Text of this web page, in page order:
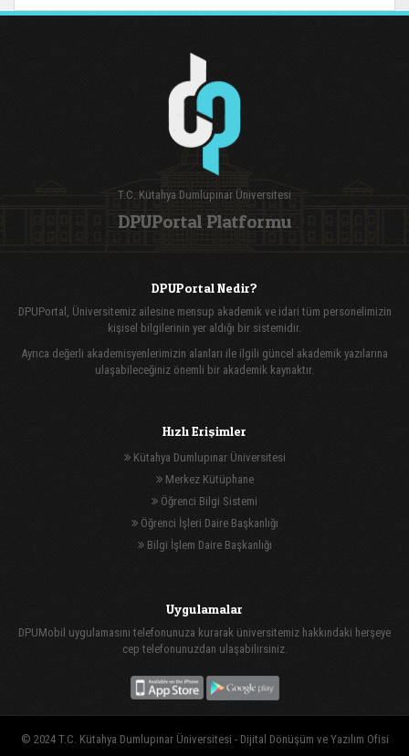
T.C. Kütahya Dumlupınar Üniversitesi
DPUPortal Platformu
DPUPortal Nedir?
DPUPortal, Üniversitemiz ailesine mensup akademik ve idari tüm personelimizin
kişisel bilgilerinin yer aldığı bir sistemidir.
Ayrıca değerli akademisyenlerimizin alanları ile ilgili güncel akademik yazılarına
ulaşabileceğiniz önemli bir akademik kaynaktır.
Hızlı Erişimler
Kütahya Dumlupınar Üniversitesi
Merkez Kütüphane
Öğrenci Bilgi Sistemi
Öğrenci İşleri Daire Başkanlığı
Bilgi İşlem Daire Başkanlığı
Uygulamalar
DPUMobil uygulamasını telefonunuza kurarak üniversitemiz hakkındaki herşeye
cep telefonunuzdan ulaşabilirsiniz.
© 2024 T.C. Kütahya Dumlupınar Üniversitesi - Dijital Dönüşüm ve Yazılım Ofisi